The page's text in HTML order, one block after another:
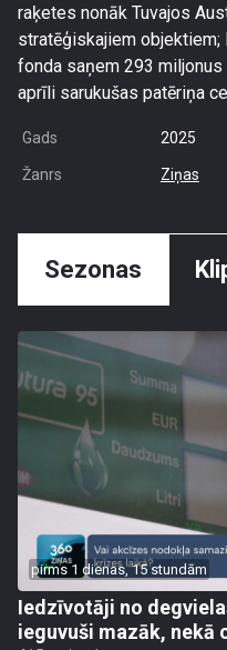
raķetes nonāk Tuvajos
stratēģiskajiem objektiem;
fonda saņem 293
aprīli sarukušas patēriņa
Gads 2025
Žanrs Ziņas
Sezonas
pirms 1 dienas, 15 stundām
Iedzīvotāji no
ieguvuši mazāk, nekā